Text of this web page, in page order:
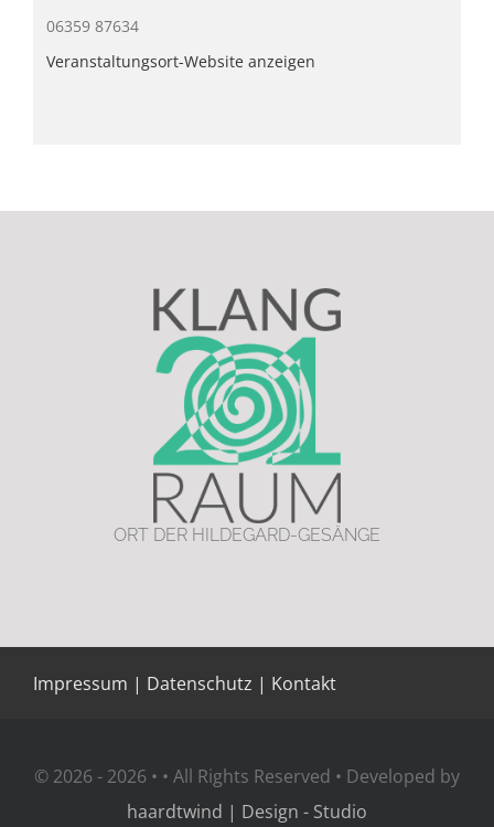
06359 87634
Veranstaltungsort-Website anzeigen
ORT DER HILDEGARD-GESÄNGE
Impressum | Datenschutz | Kontakt
© 2026 - 2026 • • All Rights Reserved • Developed by
haardtwind | Design - Studio